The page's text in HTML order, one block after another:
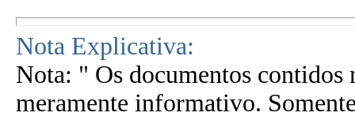
Nota Explicativa:
Nota: " Os documentos contidos
meramente informativo.